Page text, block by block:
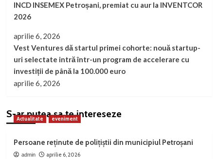
INCD INSEMEX Petroșani, premiat cu aur la INVENTCOR
2026
aprilie 6, 2026
Vest Ventures dă startul primei cohorte: nouă startup-
uri selectate intră într-un program de accelerare cu
investiții de până la 100.000 euro
aprilie 6, 2026
S-ar putea sa te intereseze
Actualitate eveniment
Persoane reținute de polițiștii din municipiul Petroșani
admin aprilie 6, 2026